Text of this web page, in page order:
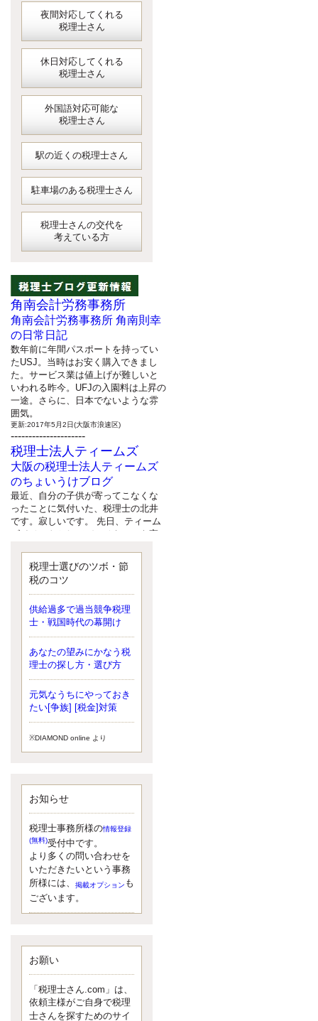
夜間対応してくれる
税理士さん
休日対応してくれる
税理士さん
外国語対応可能な
税理士さん
駅の近くの税理士さん
駐車場のある税理士さん
税理士さんの交代を
考えている方
角南会計労務事務所
角南会計労務事務所 角南則幸
の日常日記
数年前に年間パスポートを持ってい
たUSJ。当時はお安く購入できまし
た。サービス業は値上げが難しいと
いわれる昨今。UFJの入園料は上昇の
一途。さらに、日本でないような雰
囲気。
更新:2017年5月2日(大阪市浪速区)
---------------------
税理士法人ティームズ
大阪の税理士法人ティームズ
のちょいうけブログ
最近、自分の子供が寄ってこなくな
ったことに気付いた、税理士の北井
です。寂しいです。 先日、ティーム
ズイベントとしてバーベキューを実
と思いましたが、そこはセンスある
後のブロガーに任せようと思いま
更新:2017年5月1日(大阪市北区)
---------------------
サクセス会計事務所
サクセス税理士のお役立ちブ
ログ
平成２７年１月１日以降開始の相続
より、相続税の基礎控除額（相続税
が課税されない遺産の上限額）が縮
小されたため、お亡くなりになった
更新:2017年5月1日(大阪市中央区)
---------------------
湘南のぽっちゃり女性税理士
松村文子と湘南ＢＵ
また最近、税理士試験のご相談を受
けることおおくなりました。受験申
し込み受け付け開始になるからです
ね。勉強したが、中途半端なので、
受験が無駄に思っている人もいるよ
うです。まず、私ならダメと思う前
に、全力で勝負してみたいです！
更新:2017年5月1日(神奈川県藤沢市)
---------------------
イクメン税理士による税金ブ
ログです。
なくて七クセ 目は口ほどにモノを言
う 色んなことわざがありますが、無
意識に出ている身体のサイン。 心理
学では、ちゃんと意味があるようで
税理士選びのツボ・節
税のコツ
供給過多で過当競争税理
士・戦国時代の幕開け
あなたの望みにかなう税
理士の探し方・選び方
元気なうちにやっておき
たい[争族] [税金]対策
※DIAMOND online より
お知らせ
税理士事務所様の情報登録
(無料)受付中です。
より多くの問い合わせを
いただきたいという事務
所様には、
掲載オプション も
ございます。
お願い
「税理士さん.com」は、
依頼主様がご自身で税理
士さんを探すためのサイ